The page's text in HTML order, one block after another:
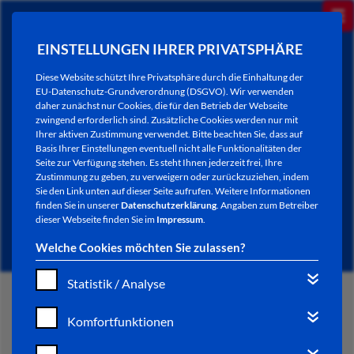
EINSTELLUNGEN IHRER PRIVATSPHÄRE
Diese Website schützt Ihre Privatsphäre durch die Einhaltung der
EU-Datenschutz-Grundverordnung (DSGVO). Wir verwenden
daher zunächst nur Cookies, die für den Betrieb der Webseite
zwingend erforderlich sind. Zusätzliche Cookies werden nur mit
Ihrer aktiven Zustimmung verwendet. Bitte beachten Sie, dass auf
Basis Ihrer Einstellungen eventuell nicht alle Funktionalitäten der
Seite zur Verfügung stehen. Es steht Ihnen jederzeit frei, Ihre
Zustimmung zu geben, zu verweigern oder zurückzuziehen, indem
Sie den Link unten auf dieser Seite aufrufen. Weitere Informationen
finden Sie in unsererDatenschutzerklärung. Angaben zum Betreiber
dieser Webseite finden Sie im Impressum.
Welche Cookies möchten Sie zulassen?
Statistik / Analyse
Komfortfunktionen
NEWSLETTER / CITY LETTER
START